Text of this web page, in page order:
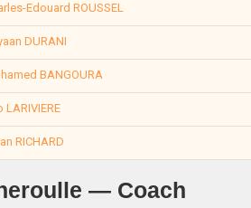
Edouard ROUSSEL
DURANI
BANGOURA
LARIVIERE
RICHARD
— Coach